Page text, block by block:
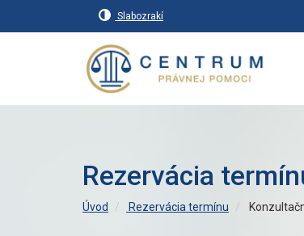
Slabozrakí
Rezervácia
Úvod Rezervácia termínu